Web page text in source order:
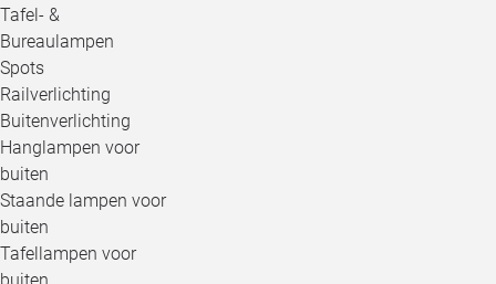
Tafel- &
Bureaulampen
Spots
Railverlichting
Buitenverlichting
Hanglampen voor
buiten
Staande lampen voor
buiten
Tafellampen voor